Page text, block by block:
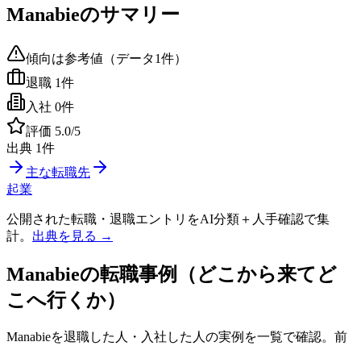
Manabieのサマリー
傾向は参考値（データ1件）
退職 1件
入社 0件
評価 5.0/5
出典 1件
主な転職先
起業
公開された転職・退職エントリをAI分類＋人手確認で集
計。 出典を見る →
Manabieの転職事例（どこから来てど
こへ行くか）
Manabieを退職した人・入社した人の実例を一覧で確認。前